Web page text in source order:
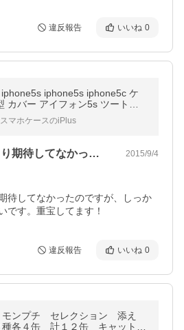
違反報告 いいね 0
iphone5s iphone5c ケ
カバー アイフォン5s ツートン
リー スタンド ケース 手帳型 横
ラー スマホケース
マホケースのiPlus
安価なので実はあまり期待してなかったの… 2015/9/4
待してなかったのですが、しっか
です。重宝してます！
違反報告 いいね 0
ンプチ セレクション 添え
各４缶 計１２缶 キャットフ